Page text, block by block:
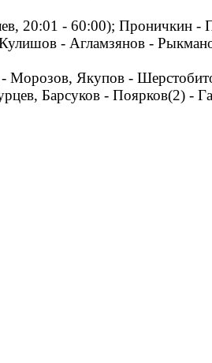
20:01 - 60:00); Проничкин
- Агламзянов -
Морозов, Якупов -
Барсуков - Поярков(2) -